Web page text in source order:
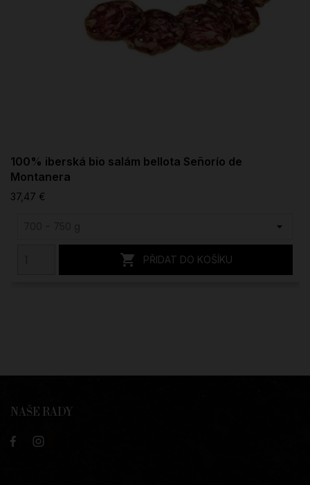
100% iberská bio salám bellota Señorío de
Montanera
37,47 €
 PŘIDAT DO KOŠÍKU
NAŠE RADY